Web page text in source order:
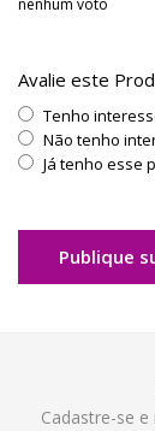
nenhum voto
Avalie este
Tenho
Não tenho
Já tenho esse
Publique
Cadastre-se